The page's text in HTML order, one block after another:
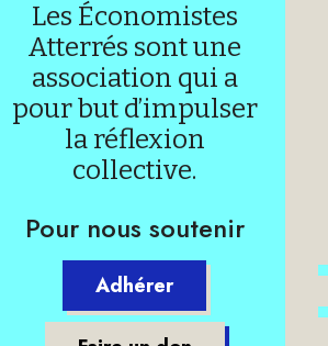
Les Économistes
Atterrés sont une
association qui a
pour but d’impulser
la réflexion
collective.
Pour nous soutenir
Adhérer